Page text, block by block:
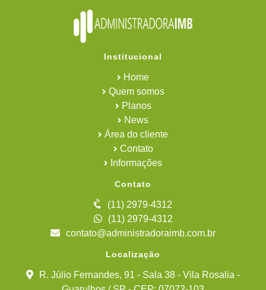
Institucional
Home
Quem somos
Planos
News
Área do cliente
Contato
Informações
Contato
(11) 2979-4312
(11) 2979-4312
contato@administradoraimb.com.br
Localização
R. Júlio Fernandes, 91 - Sala 38 - Vila Rosalia -